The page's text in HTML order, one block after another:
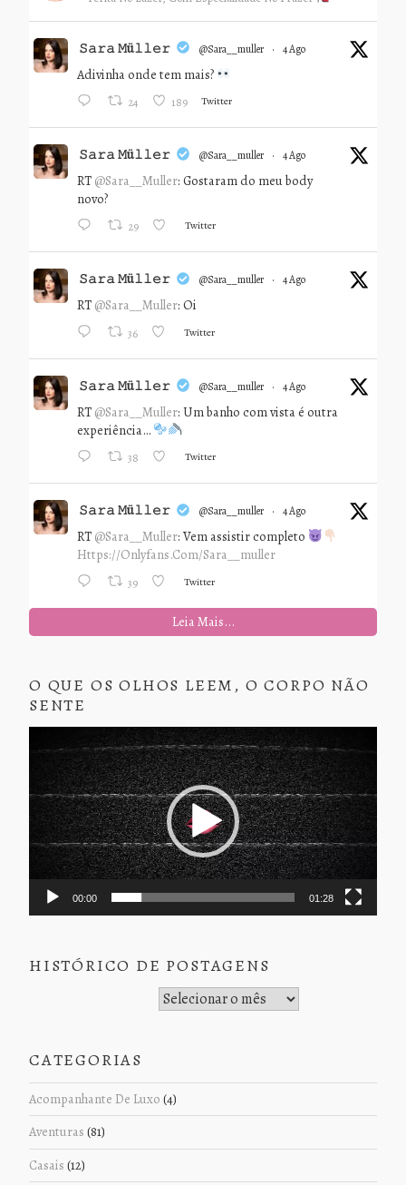
𝚂𝚊𝚛𝚊 𝙼ü𝚕𝚕𝚎𝚛 @sara__muller · 4 Ago
Adivinha onde tem mais?
24 189 Twitter
𝚂𝚊𝚛𝚊 𝙼ü𝚕𝚕𝚎𝚛 @sara__muller · 4 Ago
RT @Sara__Muller: Gostaram do meu body
novo?
29 Twitter
𝚂𝚊𝚛𝚊 𝙼ü𝚕𝚕𝚎𝚛 @sara__muller · 4 Ago
RT @Sara__Muller: Oi
36 Twitter
𝚂𝚊𝚛𝚊 𝙼ü𝚕𝚕𝚎𝚛 @sara__muller · 4 Ago
RT @Sara__Muller: Um banho com vista é outra
experiência…
38 Twitter
𝚂𝚊𝚛𝚊 𝙼ü𝚕𝚕𝚎𝚛 @sara__muller · 4 Ago
RT @Sara__Muller: Vem assistir completo
Https://onlyfans.com/sara__muller
39 Twitter
Leia Mais...
O QUE OS OLHOS LEEM, O CORPO NÃO
SENTE
de
vídeo
00:00 01:28
HISTÓRICO DE POSTAGENS
CATEGORIAS
Acompanhante De Luxo (4)
Aventuras (81)
Casais (12)